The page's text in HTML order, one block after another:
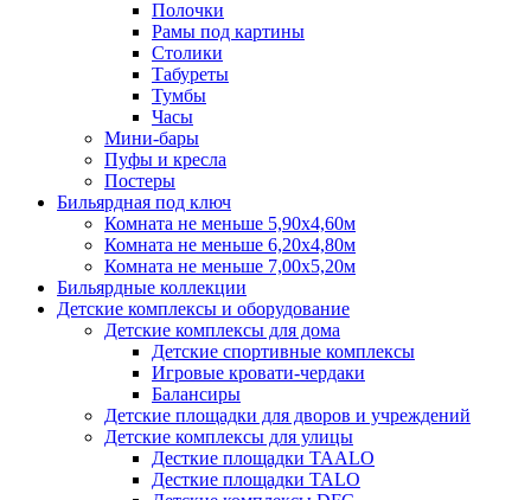
Полочки
Рамы под картины
Столики
Табуреты
Тумбы
Часы
Мини-бары
Пуфы и кресла
Постеры
Бильярдная под ключ
Комната не меньше 5,90х4,60м
Комната не меньше 6,20х4,80м
Комната не меньше 7,00х5,20м
Бильярдные коллекции
Детские комплексы и оборудование
Детские комплексы для дома
Детские спортивные комплексы
Игровые кровати-чердаки
Балансиры
Детские площадки для дворов и учреждений
Детские комплексы для улицы
Десткие площадки TAALO
Десткие площадки TALO